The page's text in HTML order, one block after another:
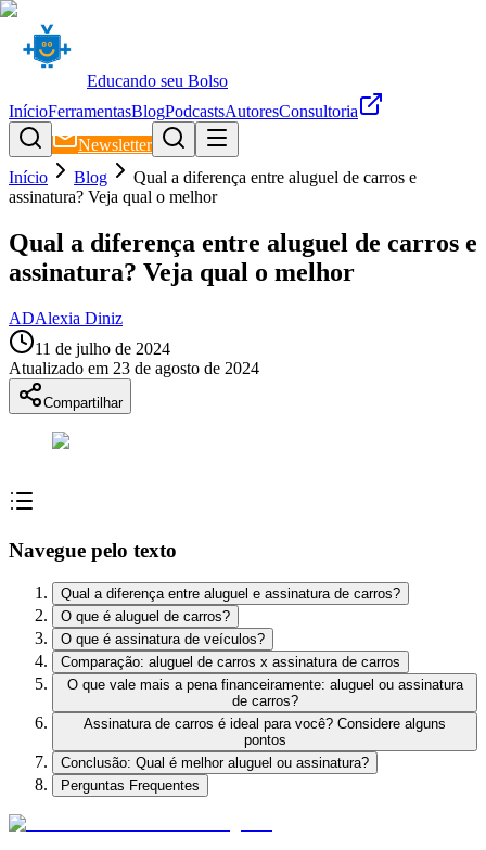
Educando seu Bolso
InícioFerramentasBlogPodcastsAutoresConsultoria
Newsletter
Início
Blog
Qual a diferença entre aluguel de carros e
assinatura? Veja qual o melhor
Qual a diferença entre aluguel de carros e
assinatura? Veja qual o melhor
ADAlexia Diniz
11 de julho de 2024
Atualizado em 23 de agosto de 2024
Compartilhar
Navegue pelo texto
Qual a diferença entre aluguel e assinatura de carros?
O que é aluguel de carros?
O que é assinatura de veículos?
Comparação: aluguel de carros x assinatura de carros
O que vale mais a pena financeiramente: aluguel ou assinatura
de carros?
Assinatura de carros é ideal para você? Considere alguns
pontos
Conclusão: Qual é melhor aluguel ou assinatura?
Perguntas Frequentes